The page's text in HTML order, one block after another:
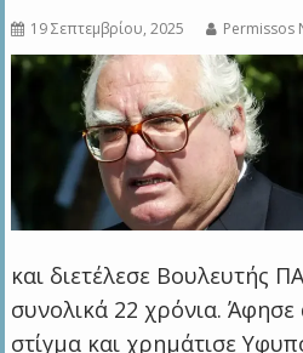
19 Σεπτεμβρίου, 2025 Permissos
και διετέλεσε Βουλευτής
συνολικά 22 χρόνια. Άφησε
στίγμα και χρημάτισε